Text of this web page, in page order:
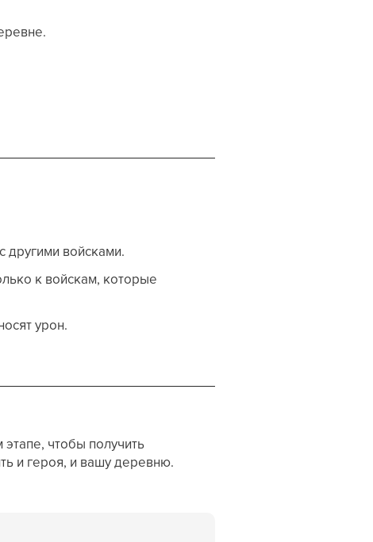
другими войсками.
к войскам, которые
урон.
чтобы получить
и героя, и вашу деревню.